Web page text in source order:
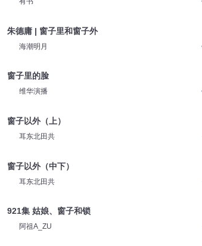
朱德庸 | 窗子里和窗子外
海潮明月
窗子里的脸
维华演播
窗子以外（上）
耳东北田共
窗子以外（中下）
耳东北田共
921集 姑娘、窗子和锁
阿祖A_ZU